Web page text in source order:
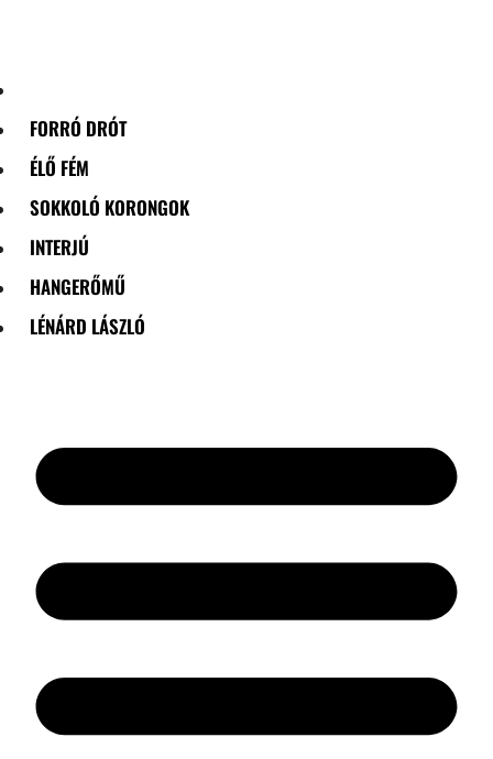
FORRÓ DRÓT
ÉLŐ FÉM
SOKKOLÓ KORONGOK
INTERJÚ
HANGERŐMŰ
LÉNÁRD LÁSZLÓ